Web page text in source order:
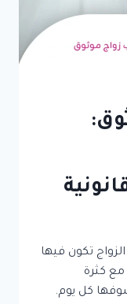
تكون فيها
كثرة
كل يوم.